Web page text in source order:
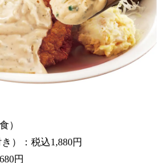
）
）：税込1,880円
円